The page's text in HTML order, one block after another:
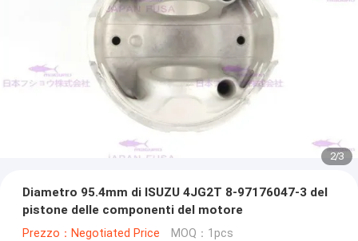
2/3
Diametro 95.4mm di ISUZU 4JG2T 8-97176047-3 del
pistone delle componenti del motore
Prezzo：Negotiated Price MOQ：1pcs